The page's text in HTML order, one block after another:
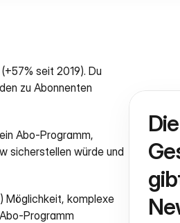
seit 2019). Du
zu Abonnenten
Abo-Programm,
sicherstellen würde und
Möglichkeit, komplexe
Programm